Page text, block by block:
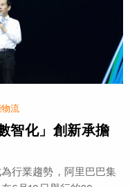
流
智化」創新承擔
行業趨勢，阿里巴巴集